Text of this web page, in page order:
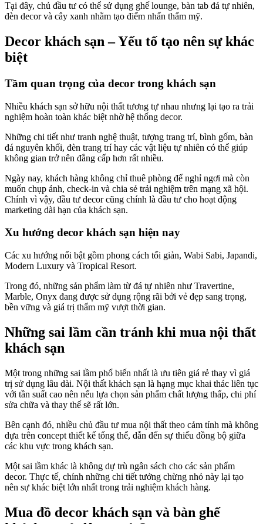
Tại đây, chủ đầu tư có thể sử dụng ghế lounge, bàn tab đá tự nhiên,
đèn decor và cây xanh nhằm tạo điểm nhấn thẩm mỹ.
Decor khách sạn – Yếu tố tạo nên sự khác
biệt
Tầm quan trọng của decor trong khách sạn
Nhiều khách sạn sở hữu nội thất tương tự nhau nhưng lại tạo ra trải
nghiệm hoàn toàn khác biệt nhờ hệ thống decor.
Những chi tiết như tranh nghệ thuật, tượng trang trí, bình gốm, bàn
đá nguyên khối, đèn trang trí hay các vật liệu tự nhiên có thể giúp
không gian trở nên đẳng cấp hơn rất nhiều.
Ngày nay, khách hàng không chỉ thuê phòng để nghỉ ngơi mà còn
muốn chụp ảnh, check-in và chia sẻ trải nghiệm trên mạng xã hội.
Chính vì vậy, đầu tư decor cũng chính là đầu tư cho hoạt động
marketing dài hạn của khách sạn.
Xu hướng decor khách sạn hiện nay
Các xu hướng nổi bật gồm phong cách tối giản, Wabi Sabi, Japandi,
Modern Luxury và Tropical Resort.
Trong đó, những sản phẩm làm từ đá tự nhiên như Travertine,
Marble, Onyx đang được sử dụng rộng rãi bởi vẻ đẹp sang trọng,
bền vững và giá trị thẩm mỹ vượt thời gian.
Những sai lầm cần tránh khi mua nội thất
khách sạn
Một trong những sai lầm phổ biến nhất là ưu tiên giá rẻ thay vì giá
trị sử dụng lâu dài. Nội thất khách sạn là hạng mục khai thác liên tục
với tần suất cao nên nếu lựa chọn sản phẩm chất lượng thấp, chi phí
sửa chữa và thay thế sẽ rất lớn.
Bên cạnh đó, nhiều chủ đầu tư mua nội thất theo cảm tính mà không
dựa trên concept thiết kế tổng thể, dẫn đến sự thiếu đồng bộ giữa
các khu vực trong khách sạn.
Một sai lầm khác là không dự trù ngân sách cho các sản phẩm
decor. Thực tế, chính những chi tiết tưởng chừng nhỏ này lại tạo
nên sự khác biệt lớn nhất trong trải nghiệm khách hàng.
Mua đồ decor khách sạn và bàn ghế